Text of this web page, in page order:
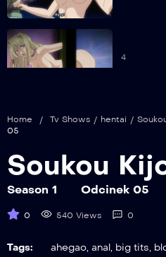
4
Odcinek
Home / Tv Shows / hentai /
05
Soukou
Season 1 Odcinek 05
0 540 Views 0
Tags: ahegao, anal, big tits,